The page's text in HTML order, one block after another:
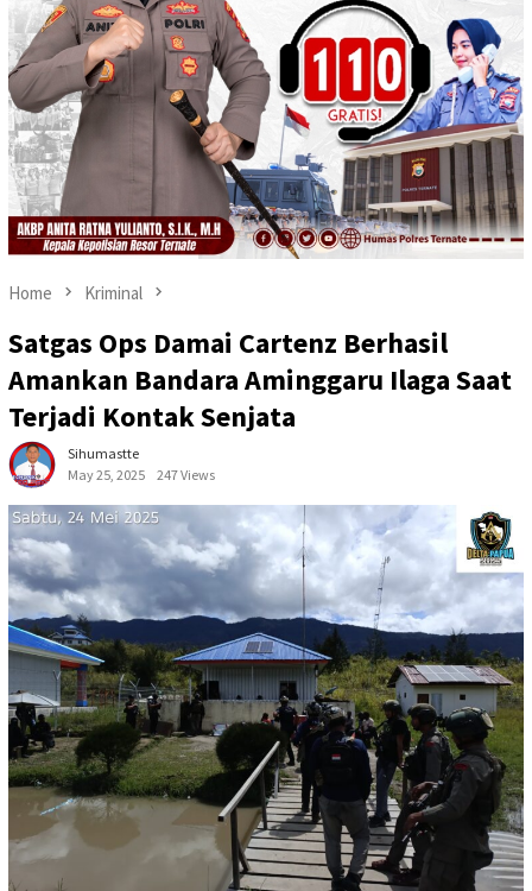
Home Kriminal
Satgas Ops Damai Cartenz Berhasil
Amankan Bandara Aminggaru Ilaga Saat
Terjadi Kontak Senjata
Sihumastte
May 25, 2025
247 Views